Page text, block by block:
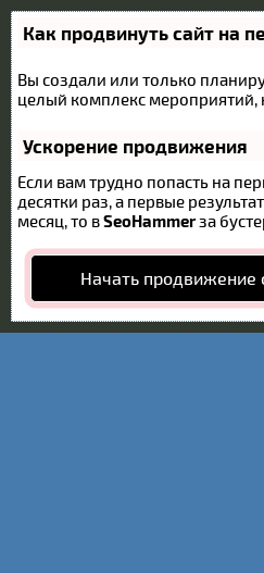
Как продвинуть сайт на
Вы создали или только
целый комплекс мероприятий,
Ускорение продвижения
Если вам трудно попасть на
десятки раз, а первые
месяц, то вSeoHammerза
Начать продвижение